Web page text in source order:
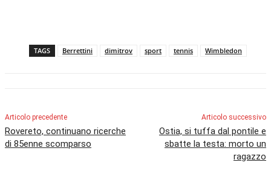
TAGS Berrettini dimitrov sport tennis Wimbledon
Articolo precedente
Rovereto, continuano ricerche
di 85enne scomparso
Articolo successivo
Ostia, si tuffa dal pontile e
sbatte la testa: morto un
ragazzo